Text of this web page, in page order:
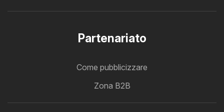
Partenariato
Come pubblicizzare
Zona B2B